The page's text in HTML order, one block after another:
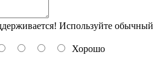
Используйте обычный
Хорошо